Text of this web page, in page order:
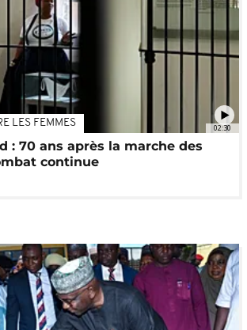
02:30
LES FEMMES
: 70 ans après la marche des
continue